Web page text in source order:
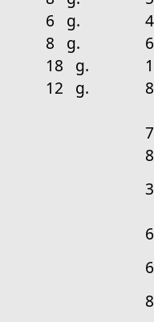
6 g.
8 g.
18 g.
12 g.